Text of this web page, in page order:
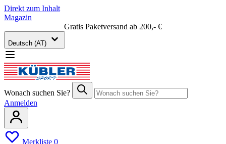
Direkt zum Inhalt
Magazin
Gratis Paketversand ab 200,- €
Deutsch (AT)
Wonach suchen Sie?
Anmelden
Merkliste 0